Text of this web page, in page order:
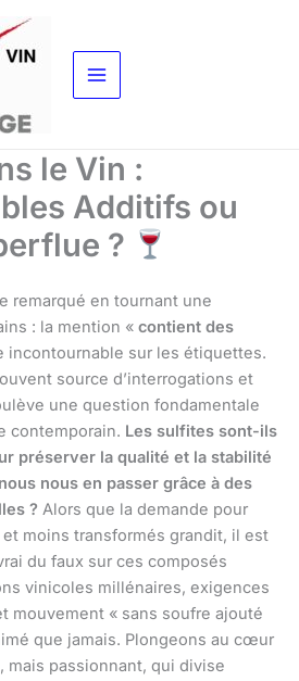
le Vin :
Additifs ou
?
remarqué en tournant une
: la mention « contient des
incontournable sur les étiquettes.
source d’interrogations et
une question fondamentale
contemporain. Les sulfites sont-ils
préserver la qualité et la stabilité
nous en passer grâce à des
? Alors que la demande pour
moins transformés grandit, il est
du faux sur ces composés
vinicoles millénaires, exigences
mouvement « sans soufre ajouté
que jamais. Plongeons au cœur
passionnant, qui divise